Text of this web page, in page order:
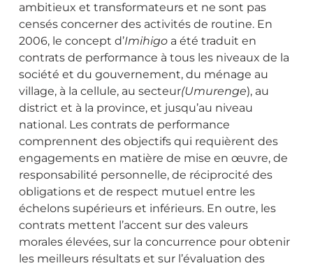
ambitieux et transformateurs et ne sont pas
censés concerner des activités de routine. En
2006, le concept d’Imihigo a été traduit en
contrats de performance à tous les niveaux de la
société et du gouvernement, du ménage au
village, à la cellule, au secteur(Umurenge), au
district et à la province, et jusqu’au niveau
national. Les contrats de performance
comprennent des objectifs qui requièrent des
engagements en matière de mise en œuvre, de
responsabilité personnelle, de réciprocité des
obligations et de respect mutuel entre les
échelons supérieurs et inférieurs. En outre, les
contrats mettent l’accent sur des valeurs
morales élevées, sur la concurrence pour obtenir
les meilleurs résultats et sur l’évaluation des